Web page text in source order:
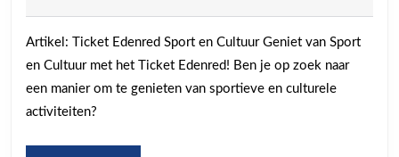
het
Ticket
Edenred
Artikel: Ticket Edenred Sport en Cultuur Geniet van Sport
en Cultuur met het Ticket Edenred! Ben je op zoek naar
een manier om te genieten van sportieve en culturele
activiteiten?